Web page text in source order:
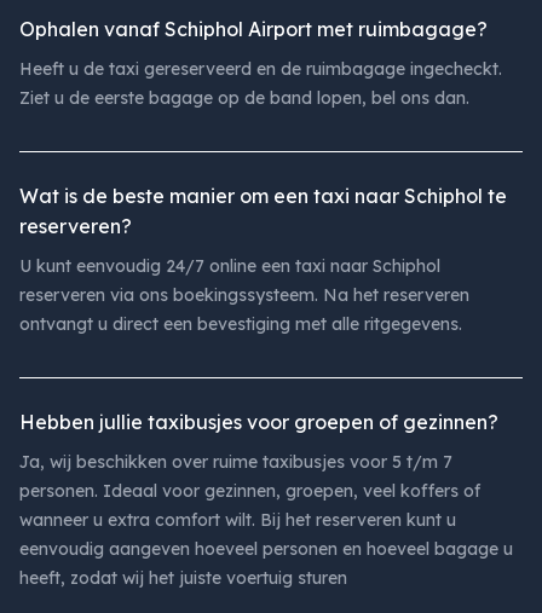
Ophalen vanaf Schiphol Airport met ruimbagage?
Heeft u de taxi gereserveerd en de ruimbagage ingecheckt.
Ziet u de eerste bagage op de band lopen, bel ons dan.
Wat is de beste manier om een taxi naar Schiphol te
reserveren?
U kunt eenvoudig 24/7 online een taxi naar Schiphol
reserveren via ons boekingssysteem. Na het reserveren
ontvangt u direct een bevestiging met alle ritgegevens.
Hebben jullie taxibusjes voor groepen of gezinnen?
Ja, wij beschikken over ruime taxibusjes voor 5 t/m 7
personen. Ideaal voor gezinnen, groepen, veel koffers of
wanneer u extra comfort wilt. Bij het reserveren kunt u
eenvoudig aangeven hoeveel personen en hoeveel bagage u
heeft, zodat wij het juiste voertuig sturen